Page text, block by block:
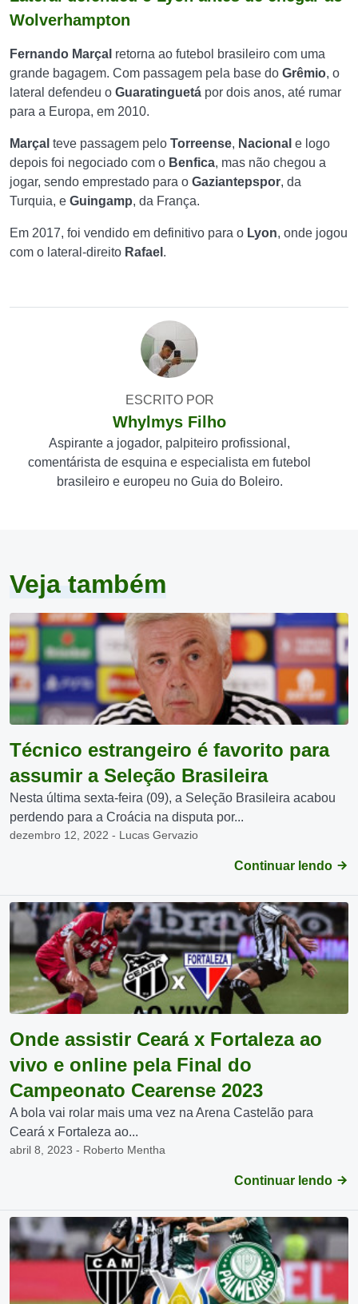
Wolverhampton
Fernando Marçal retorna ao futebol brasileiro com uma
grande bagagem. Com passagem pela base do Grêmio, o
lateral defendeu o Guaratinguetá por dois anos, até rumar
para a Europa, em 2010.
Marçal teve passagem pelo Torreense, Nacional e logo
depois foi negociado com o Benfica, mas não chegou a
jogar, sendo emprestado para o Gaziantepspor, da
Turquia, e Guingamp, da França.
Em 2017, foi vendido em definitivo para o Lyon, onde jogou
com o lateral-direito Rafael .
ESCRITO POR
Whylmys Filho
Aspirante a jogador, palpiteiro profissional,
comentárista de esquina e especialista em futebol
brasileiro e europeu no Guia do Boleiro.
Veja também
Técnico estrangeiro é favorito para
assumir a Seleção Brasileira
Nesta última sexta-feira (09), a Seleção Brasileira acabou
perdendo para a Croácia na disputa por...
dezembro 12, 2022 - Lucas Gervazio
Continuar lendo
Onde assistir Ceará x Fortaleza ao
vivo e online pela Final do
Campeonato Cearense 2023
A bola vai rolar mais uma vez na Arena Castelão para
Ceará x Fortaleza ao...
abril 8, 2023 - Roberto Mentha
Continuar lendo